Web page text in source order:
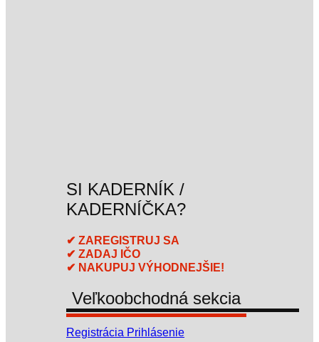
SI KADERNÍK /
KADERNÍČKA?
✔ ZAREGISTRUJ SA
✔ ZADAJ IČO
✔ NAKUPUJ VÝHODNEJŠIE!
Veľkoobchodná sekcia
Registrácia Prihlásenie